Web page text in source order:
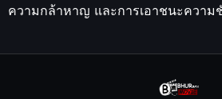
ความกล้าหาญ และการเอาชนะความ